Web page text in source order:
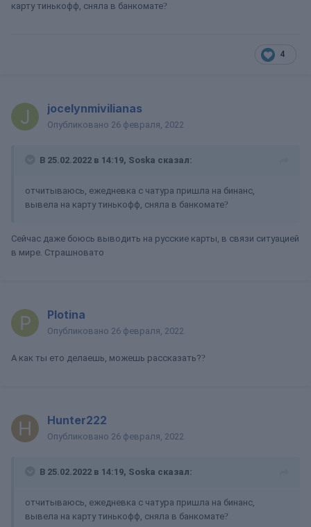
карту тинькофф, сняла в банкомате?
4
jocelynmivilianas
Опубликовано 26 февраля, 2022
В 25.02.2022 в 14:19, Soska сказал:
отчитываюсь, ежедневка с чатура пришла на бинанс,
вывела на карту тинькофф, сняла в банкомате?
Сейчас даже боюсь выводить на русские карты, в связи ситуацией
в мире. Страшновато
Plotina
Опубликовано 26 февраля, 2022
А как ты ето делаешь, можешь рассказать??
Hunter222
Опубликовано 26 февраля, 2022
В 25.02.2022 в 14:19, Soska сказал:
отчитываюсь, ежедневка с чатура пришла на бинанс,
вывела на карту тинькофф, сняла в банкомате?